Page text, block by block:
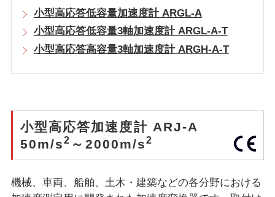
小型高応答低容量加速度計 ARGL-A
小型高応答低容量3軸加速度計 ARGL-A-T
小型高応答高容量3軸加速度計 ARGH-A-T
小型高応答加速度計 ARJ-A
50m/s2 ～2000m/s2
機械、車両、船舶、土木・建築などの各分野における